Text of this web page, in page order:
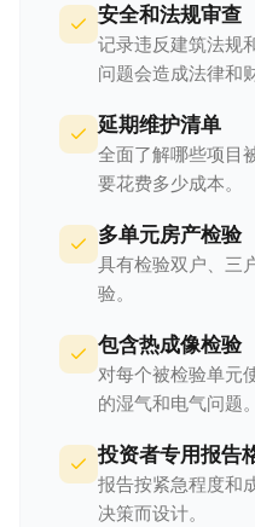
安全和法规审查
记录违反建筑法规
问题会造成法律和
延期维护清单
全面了解哪些项目
要花费多少成本。
多单元房产检验
具有检验双户、三
验。
包含热成像检验
对每个被检验单元
的湿气和电气问题。
投资者专用报告
报告按紧急程度和
决策而设计。